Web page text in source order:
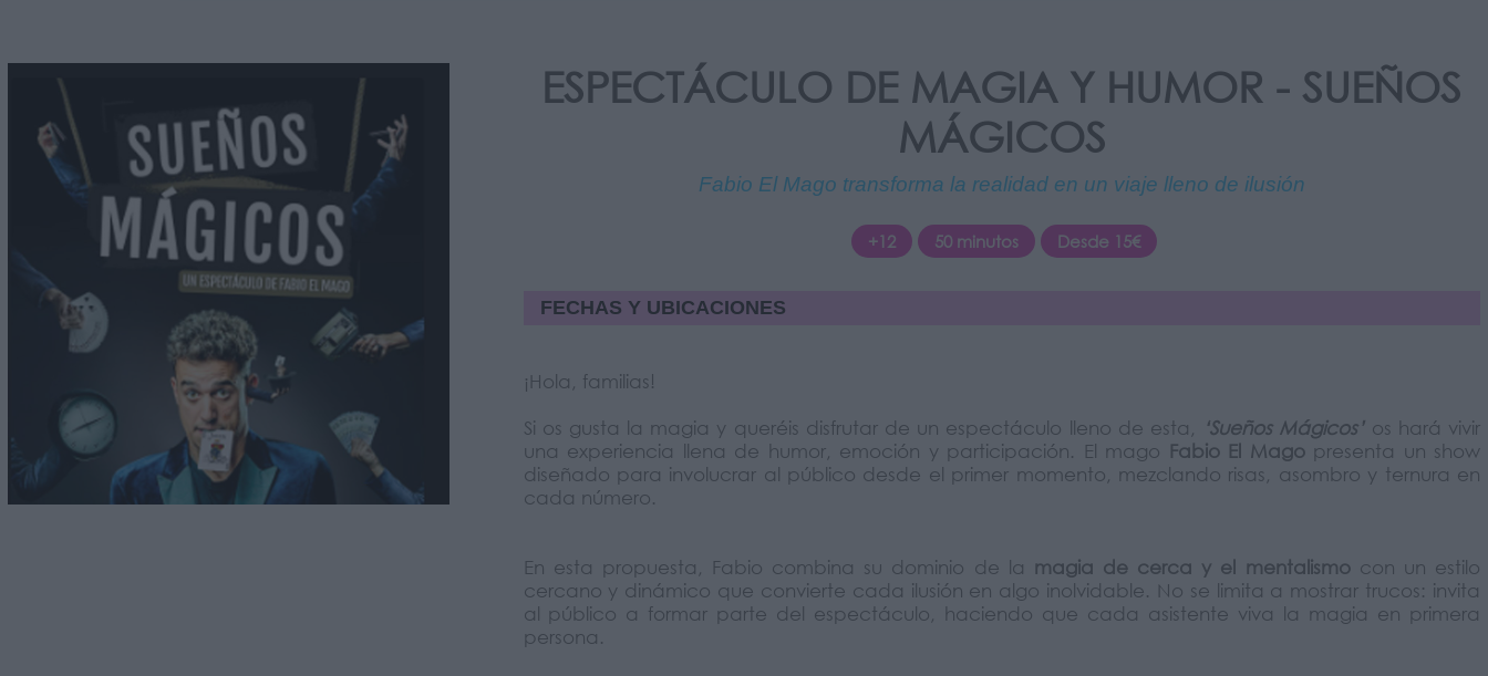
ESPECTÁCULO DE MAGIA Y HUMOR - SUEÑOS
MÁGICOS
Fabio El Mago transforma la realidad en un viaje lleno de ilusión
+12 50 minutos Desde 15€
FECHAS Y UBICACIONES
¡Hola, familias!
Si os gusta la magia y queréis disfrutar de un espectáculo lleno de esta,
‘Sueños Mágicos’ os hará vivir
una experiencia llena de humor, emoción y participación. El mago Fabio El Magopresenta un show
diseñado para involucrar al público desde el primer momento, mezclando risas, asombro y ternura en
cada número.
En esta propuesta, Fabio combina su dominio de la magia de cerca y el mentalismocon un estilo
cercano y dinámico que convierte cada ilusión en algo inolvidable. No se limita a mostrar trucos: invita
al público a formar parte del espectáculo, haciendo que cada asistente viva la magia en primera
persona.